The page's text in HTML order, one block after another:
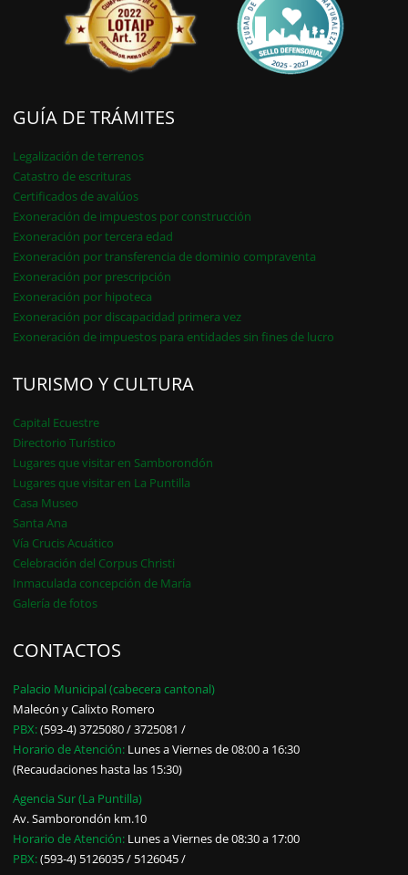
GUÍA DE TRÁMITES
Legalización de terrenos
Catastro de escrituras
Certificados de avalúos
Exoneración de impuestos por construcción
Exoneración por tercera edad
Exoneración por transferencia de dominio compraventa
Exoneración por prescripción
Exoneración por hipoteca
Exoneración por discapacidad primera vez
Exoneración de impuestos para entidades sin fines de lucro
TURISMO Y CULTURA
Capital Ecuestre
Directorio Turístico
Lugares que visitar en Samborondón
Lugares que visitar en La Puntilla
Casa Museo
Santa Ana
Vía Crucis Acuático
Celebración del Corpus Christi
Inmaculada concepción de María
Galería de fotos
CONTACTOS
Palacio Municipal (cabecera cantonal)
Malecón y Calixto Romero
PBX:(593-4) 3725080 / 3725081 /
Horario de Atención: Lunes a Viernes de 08:00 a 16:30
(Recaudaciones hasta las 15:30)
Agencia Sur (La Puntilla)
Av. Samborondón km.10
Horario de Atención: Lunes a Viernes de 08:30 a 17:00
PBX:(593-4) 5126035 / 5126045 /